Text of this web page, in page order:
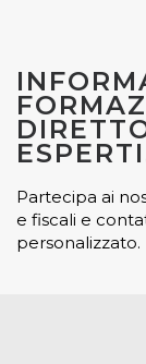
Partecipa ai
e fiscali e
personalizzato.